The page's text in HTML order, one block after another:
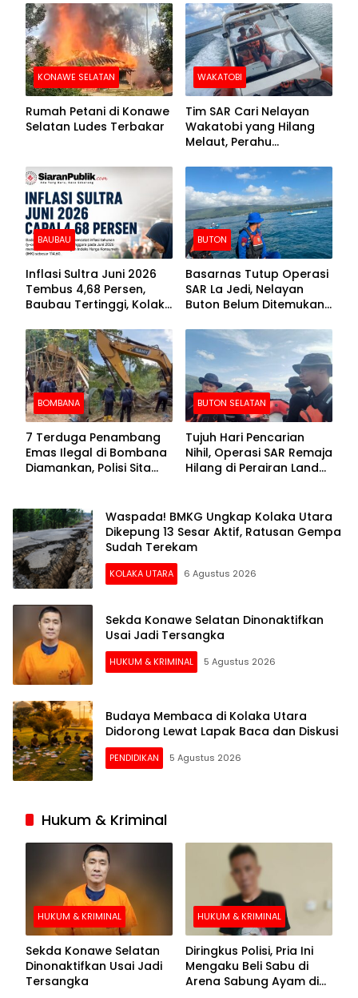
Kolut
Barang Senilai Rp419,5
Juta
KONAWE SELATAN
Rumah Petani di Konawe
Selatan Ludes Terbakar
WAKATOBI
Tim SAR Cari Nelayan
Wakatobi yang Hilang
Melaut, Perahu
Kemasukan Air
BAUBAU
Inflasi Sultra Juni 2026
Tembus 4,68 Persen,
Baubau Tertinggi, Kolaka
BUTON
Basarnas Tutup Operasi
SAR La Jedi, Nelayan
Buton Belum Ditemukan
BOMBANA
7 Terduga Penambang
Emas Ilegal di Bombana
Diamankan, Polisi Sita
BUTON SELATAN
Tujuh Hari Pencarian
Nihil, Operasi SAR Remaja
Hilang di Perairan Lande
Waspada! BMKG Ungkap Kolaka Utara
Dikepung 13 Sesar Aktif, Ratusan Gempa
Sudah Terekam
KOLAKA UTARA 6 Agustus 2026
Sekda Konawe Selatan Dinonaktifkan
Usai Jadi Tersangka
HUKUM & KRIMINAL 5 Agustus 2026
Budaya Membaca di Kolaka Utara
Didorong Lewat Lapak Baca dan Diskusi
PENDIDIKAN 5 Agustus 2026
Hukum & Kriminal
HUKUM & KRIMINAL
Sekda Konawe Selatan
Dinonaktifkan Usai Jadi
Tersangka
HUKUM & KRIMINAL
Diringkus Polisi, Pria Ini
Mengaku Beli Sabu di
Arena Sabung Ayam di